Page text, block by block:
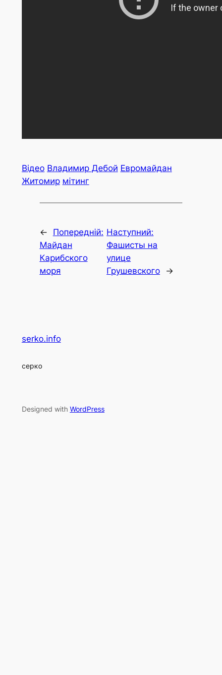
Відео Владимир Дебой Евромайдан
Житомир мітинг
←
Попередній:
Майдан
Карибского
моря
Наступний:
Фашисты на
улице
Грушевского
→
serko.info
серко
Designed with WordPress